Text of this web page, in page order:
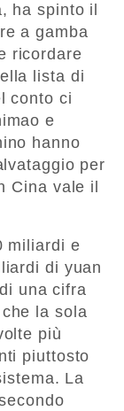
ha spinto il
a gamba
ricordare
lista di
conto ci
e
hanno
per
Cina vale il
miliardi e
di yuan
una cifra
la sola
più
piuttosto
La